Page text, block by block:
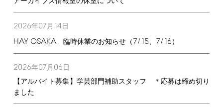
2026年07月 14日
HAY OSAKA臨時休業のお知らせ（7/15、 7/16）
2026年07月 06日
【アルバイト募集】学芸部門補助スタッフ ＊応募は締め切り
ました